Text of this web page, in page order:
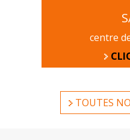
centre
TOUTES